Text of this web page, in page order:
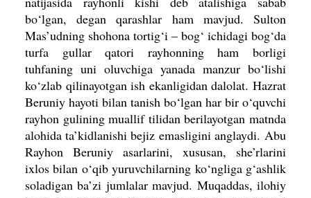
bo‘lgan, degan qarashlar ham mavjud. Sulton
Mas’udning shohona tortig‘i – bog‘ ichidagi bog‘da
turfa gullar qatori rayhonning ham borligi
tuhfaning uni oluvchiga yanada manzur bo‘lishi
ko‘zlab qilinayotgan ish ekanligidan dalolat. Hazrat
Beruniy hayoti bilan tanish bo‘lgan har bir o‘quvchi
rayhon gulining muallif tilidan berilayotgan matnda
alohida ta’kidlanishi bejiz emasligini anglaydi. Abu
Rayhon Beruniy asarlarini, xususan, she’rlarini
ixlos bilan o‘qib yuruvchilarning ko‘ngliga g‘ashlik
soladigan ba’zi jumlalar mavjud. Muqaddas, ilohiy